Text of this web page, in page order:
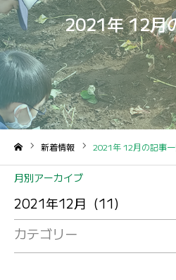
2021年 12月
新着情報 2021年 12月の記事
月別アーカイブ
カテゴリー